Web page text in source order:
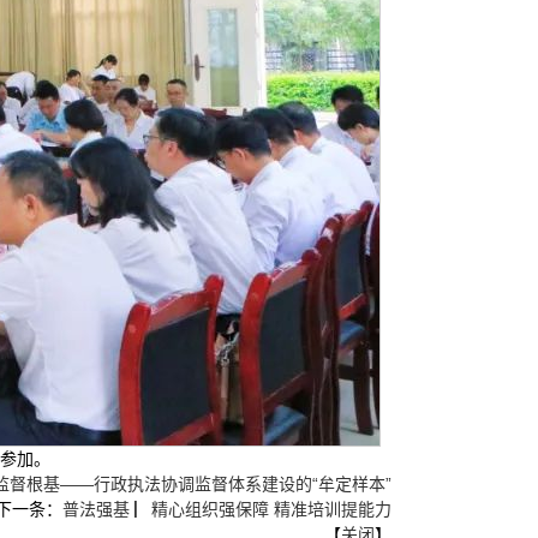
加。
根基——行政执法协调监督体系建设的“牟定样本”
一条： 普法强基 ▏精心组织强保障 精准培训提能力